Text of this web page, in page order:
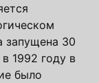
запущена 30
1992 году в
было